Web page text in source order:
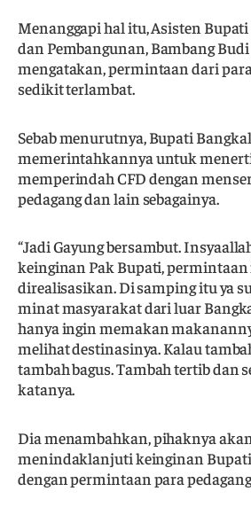
Menanggapi hal itu, Asisten
dan Pembangunan, Bambang
mengatakan, permintaan dari
sedikit terlambat.
Sebab menurutnya, Bupati
memerintahkannya untuk
memperindah CFD dengan
pedagang dan lain sebagainya.
“Jadi Gayung bersambut.
keinginan Pak Bupati, permintaan
direalisasikan. Di samping itu ya
minat masyarakat dari luar
hanya ingin memakan
melihat destinasinya. Kalau
tambah bagus. Tambah tertib dan
katanya.
Dia menambahkan, pihaknya
menindaklanjuti keinginan Bupati
dengan permintaan para